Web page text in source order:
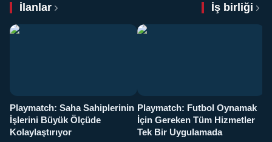
İlanlar İş birliği
Playmatch: Saha Sahiplerinin
İşlerini Büyük Ölçüde
Kolaylaştırıyor
Playmatch: Futbol Oynamak
İçin Gereken Tüm Hizmetler
Tek Bir Uygulamada